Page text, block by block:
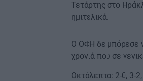
Τετάρτης στο
ημιτελικά.
Ο ΟΦΗ δε μπόρεσε
χρονιά που σε
Οκτάλεπτα: 2-0, 3-2,